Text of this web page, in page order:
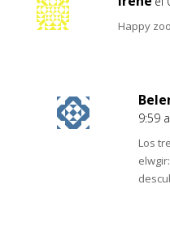
Happy
9:59
Los